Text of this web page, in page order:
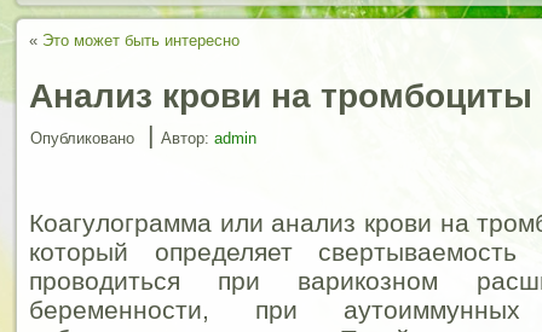
« Это может быть интересно
Анализ крови на тромбоциты
Опубликовано | Автор: admin
Коагулограмма или анализ крови на
который определяет
проводиться при варикозном
беременности, при